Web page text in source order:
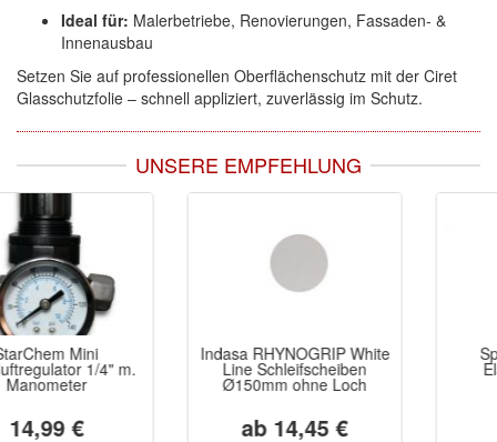
Ideal für: Malerbetriebe, Renovierungen, Fassaden- &
Innenausbau
Setzen Sie auf professionellen Oberflächenschutz mit der Ciret
Glasschutzfolie – schnell appliziert, zuverlässig im Schutz.
UNSERE EMPFEHLUNG
Indasa RHYNOGRIP White
Line Schleifscheiben
Ø150mm ohne Loch
Spectral Plast 775
Elastifizierer 0,5L